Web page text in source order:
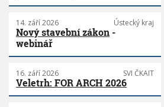
14. září 2026 Ústecký kraj
Nový stavební zákon -
webinář
16. září 2026 SVI ČKAIT
Veletrh: FOR ARCH 2026